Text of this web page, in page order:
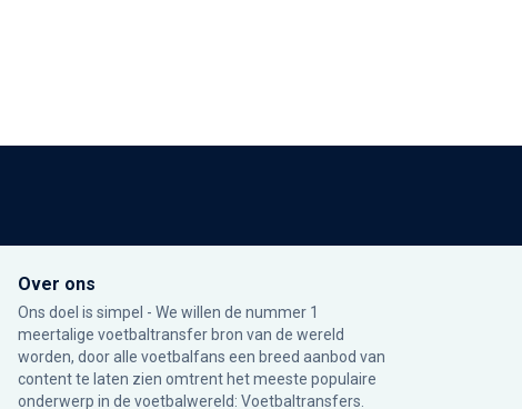
Over ons
Ons doel is simpel - We willen de nummer 1
meertalige voetbaltransfer bron van de wereld
worden, door alle voetbalfans een breed aanbod van
content te laten zien omtrent het meeste populaire
onderwerp in de voetbalwereld: Voetbaltransfers.